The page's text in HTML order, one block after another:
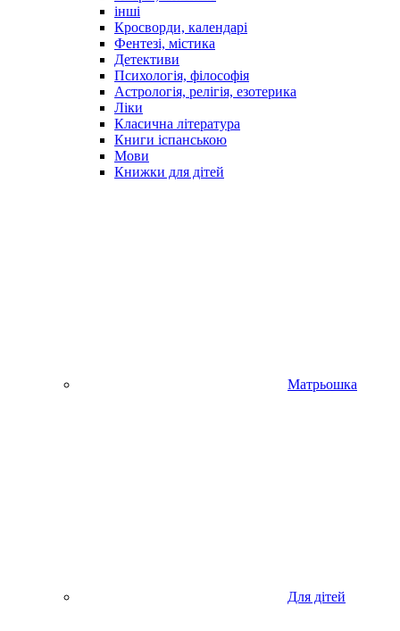
інші
Кросворди, календарі
Фентезі, містика
Детективи
Психологія, філософія
Астрологія, релігія, езотерика
Ліки
Класична література
Книги іспанською
Мови
Книжки для дітей
Матрьошка
Для дітей